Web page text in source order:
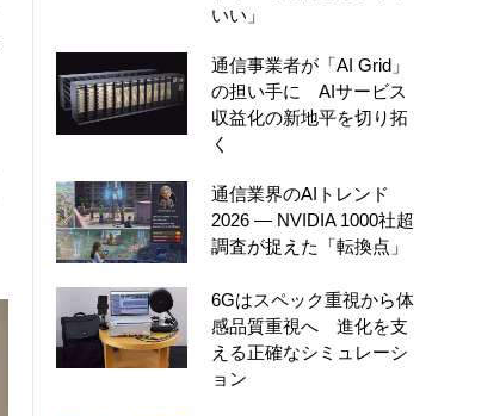
いい」
通信事業者が「AI Grid」
の担い手に AIサービス
収益化の新地平を切り拓
く
通信業界のAIトレンド
2026 ― NVIDIA 1000社超
調査が捉えた「転換点」
6Gはスペック重視から体
感品質重視へ 進化を支
える正確なシミュレーシ
ョン